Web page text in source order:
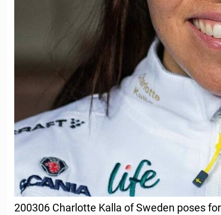
200306 Charlotte Kalla of Sweden poses